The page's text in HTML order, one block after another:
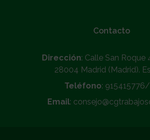
Contacto
Dirección: Calle San Roque
28004 Madrid (Madrid).
Teléfono:
Email: